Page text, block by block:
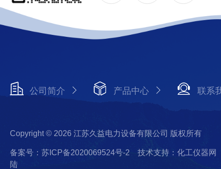
公司简介 产品中心 联系
Copyright © 2026 江苏久益电力设备有限公司 版权所有
备案号：苏ICP备2020069524号-2
技术支持：化工仪器网
陆